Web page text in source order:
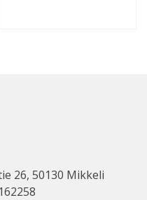
26, 50130 Mikkeli